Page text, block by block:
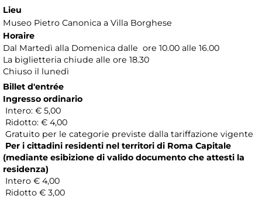
Lieu
Museo Pietro Canonica a Villa Borghese
Horaire
Dal Martedì alla Domenica dalle ore 10.00 alle 16.00
La biglietteria chiude alle ore 18.30
Chiuso il lunedì
Billet d'entrée
Ingresso ordinario
Intero: € 5,00
Ridotto: € 4,00
Gratuito per le categorie previste dalla tariffazione vigente
Per i cittadini residenti nel territori di Roma Capitale
(mediante esibizione di valido documento che attesti la
residenza)
Intero € 4,00
Ridotto € 3,00